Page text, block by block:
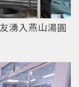
湧入燕山湯圓